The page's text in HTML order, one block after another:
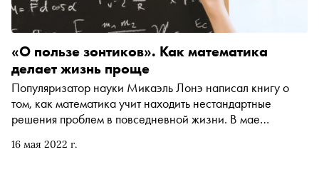
16 мая 2022 г.
«О пользе зонтиков». Как математика
делает жизнь проще
Популяризатор науки Микаэль Лонэ написал книгу о
том, как математика учит находить нестандартные
решения проблем в повседневной жизни. В мае
мир через призму математики» выйдет в издательстве